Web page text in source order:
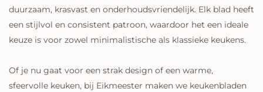
duurzaam, krasvast en onderhoudsvriendelijk. Elk blad heeft
een stijlvol en consistent patroon, waardoor het een ideale
keuze is voor zowel minimalistische als klassieke keukens.
Of je nu gaat voor een strak design of een warme,
sfeervolle keuken, bij Eikmeester maken we keukenbladen